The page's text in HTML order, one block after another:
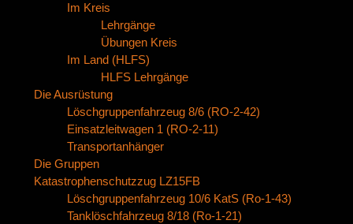
Im Kreis
Lehrgänge
Übungen Kreis
Im Land (HLFS)
HLFS Lehrgänge
Die Ausrüstung
Löschgruppenfahrzeug 8/6 (RO-2-42)
Einsatzleitwagen 1 (RO-2-11)
Transportanhänger
Die Gruppen
Katastrophenschutzzug LZ15FB
Löschgruppenfahrzeug 10/6 KatS (Ro-1-43)
Tanklöschfahrzeug 8/18 (Ro-1-21)